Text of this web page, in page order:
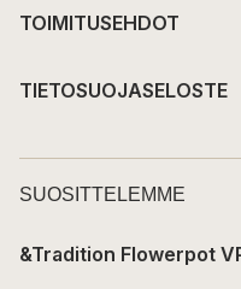
TOIMITUSEHDOT
TIETOSUOJASELOSTE
SUOSITTELEMME
&Tradition Flowerpot